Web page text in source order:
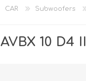
CAR Subwoofers
AVBX 10 D4 II